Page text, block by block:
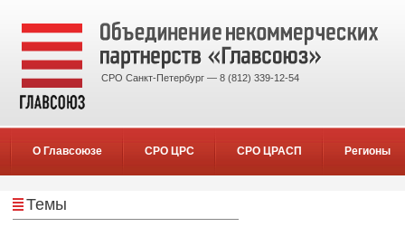
СРО Санкт-Петербург — 8 (812) 339-12-54
О Главсоюзе СРО ЦРС СРО ЦРАСП Регионы
Темы